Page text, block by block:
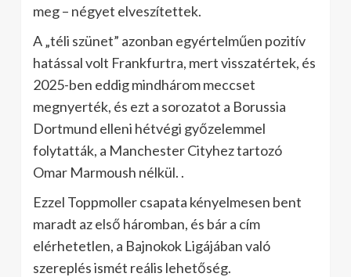
meg – négyet elveszítettek.
A „téli szünet” azonban egyértelműen pozitív
hatással volt Frankfurtra, mert visszatértek, és
2025-ben eddig mindhárom meccset
megnyerték, és ezt a sorozatot a Borussia
Dortmund elleni hétvégi győzelemmel
folytatták, a Manchester Cityhez tartozó
Omar Marmoush nélkül. .
Ezzel Toppmoller csapata kényelmesen bent
maradt az első háromban, és bár a cím
elérhetetlen, a Bajnokok Ligájában való
szereplés ismét reális lehetőség.